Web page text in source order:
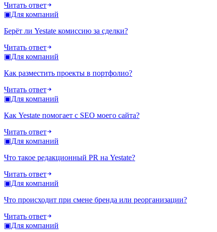
Читать ответ
▣Для компаний
Берёт ли Yestate комиссию за сделки?
Читать ответ
▣Для компаний
Как разместить проекты в портфолио?
Читать ответ
▣Для компаний
Как Yestate помогает с SEO моего сайта?
Читать ответ
▣Для компаний
Что такое редакционный PR на Yestate?
Читать ответ
▣Для компаний
Что происходит при смене бренда или реорганизации?
Читать ответ
▣Для компаний